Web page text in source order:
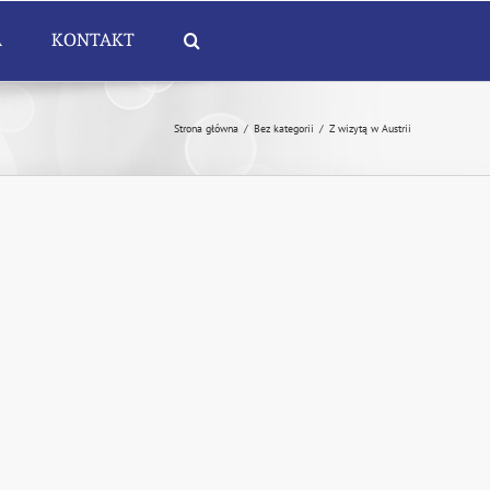
KONTAKT
Strona główna / Bez kategorii / Z wizytą w Austrii